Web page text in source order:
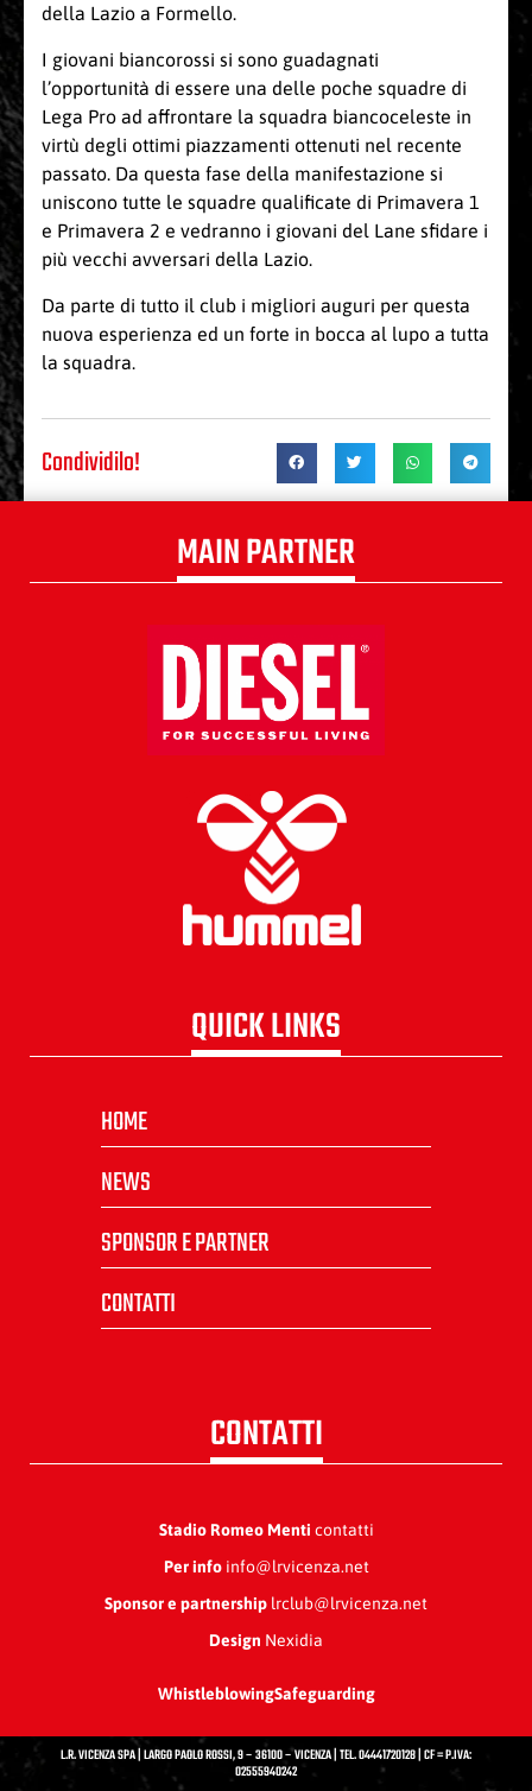
della Lazio a Formello.
I giovani biancorossi si sono guadagnati
l’opportunità di essere una delle poche squadre di
Lega Pro ad affrontare la squadra biancoceleste in
virtù degli ottimi piazzamenti ottenuti nel recente
passato. Da questa fase della manifestazione si
uniscono tutte le squadre qualificate di Primavera 1
e Primavera 2 e vedranno i giovani del Lane sfidare i
più vecchi avversari della Lazio.
Da parte di tutto il club i migliori auguri per questa
nuova esperienza ed un forte in bocca al lupo a tutta
la squadra.
Condividilo!
MAIN PARTNER
QUICK LINKS
HOME
NEWS
SPONSOR E PARTNER
CONTATTI
CONTATTI
Stadio Romeo Menti contatti
Per infoinfo@lrvicenza.net
Sponsor e partnership lrclub@lrvicenza.net
Design Nexidia
WhistleblowingSafeguarding
L.R. VICENZA SPA | LARGO PAOLO ROSSI, 9 – 36100 – VICENZA | TEL. 04441720128 | CF = P.IVA:
02555940242